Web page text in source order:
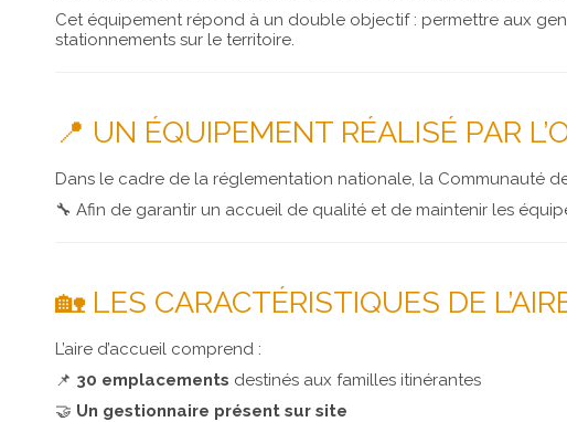
Cet équipement répond à un double objectif : permettre aux
stationnements sur le territoire.
📍 UN ÉQUIPEMENT RÉALISÉ PAR
Dans le cadre de la réglementation nationale, la Communauté
🔧 Afin de garantir un accueil de qualité et de maintenir les
🏡 LES CARACTÉRISTIQUES DE
L’aire d’accueil comprend :
📌 30 emplacements destinés aux familles itinérantes
🤝 Un gestionnaire présent sur site